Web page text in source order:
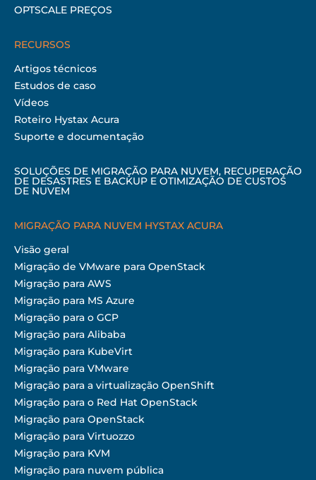
OPTSCALE PREÇOS
RECURSOS
Artigos técnicos
Estudos de caso
Vídeos
Roteiro Hystax Acura
Suporte e documentação
SOLUÇÕES DE MIGRAÇÃO PARA NUVEM, RECUPERAÇÃO
DE DESASTRES E BACKUP E OTIMIZAÇÃO DE CUSTOS
DE NUVEM
MIGRAÇÃO PARA NUVEM HYSTAX ACURA
Visão geral
Migração de VMware para OpenStack
Migração para AWS
Migração para MS Azure
Migração para o GCP
Migração para Alibaba
Migração para KubeVirt
Migração para VMware
Migração para a virtualização OpenShift
Migração para o Red Hat OpenStack
Migração para OpenStack
Migração para Virtuozzo
Migração para KVM
Migração para nuvem pública